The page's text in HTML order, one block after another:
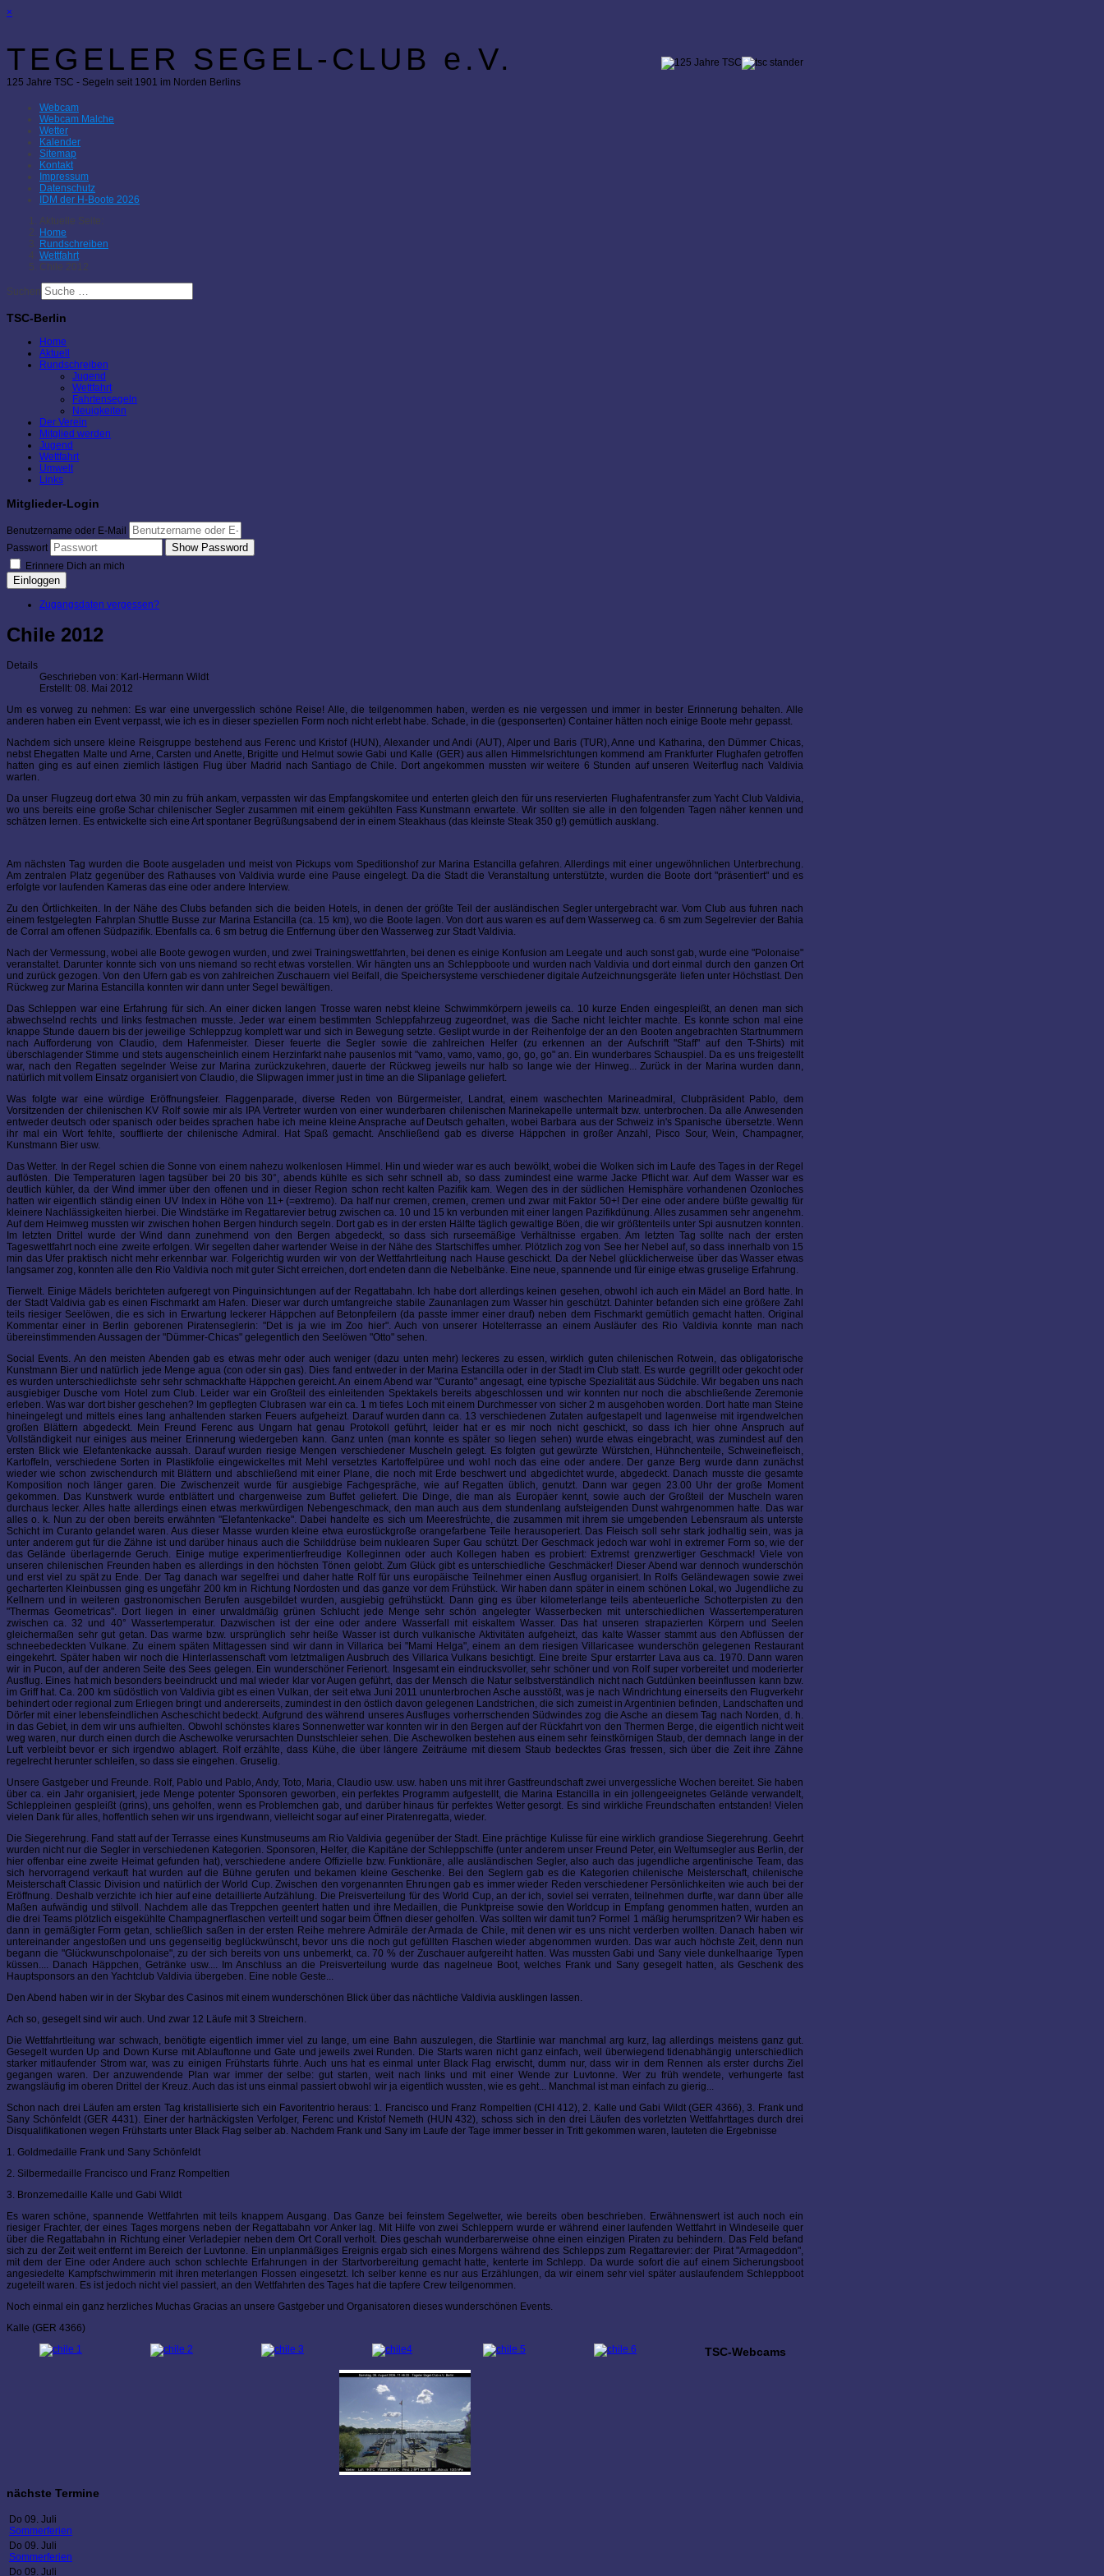
×
TEGELER SEGEL-CLUB e.V.
125 Jahre TSC - Segeln seit 1901 im Norden Berlins
Webcam
Webcam Malche
Wetter
Kalender
Sitemap
Kontakt
Impressum
Datenschutz
IDM der H-Boote 2026
Aktuelle Seite:
Home
Rundschreiben
Wettfahrt
Chile 2012
Suchen
TSC-Berlin
Home
Aktuell
Rundschreiben
Jugend
Wettfahrt
Fahrtensegeln
Neuigkeiten
Der Verein
Mitglied werden
Jugend
Wettfahrt
Umwelt
Links
Mitglieder-Login
Benutzername oder E-Mail
Passwort
Show Password
Erinnere Dich an mich
Einloggen
Zugangsdaten vergessen?
Chile 2012
Details
Geschrieben von: Karl-Hermann Wildt
Erstellt: 08. Mai 2012
Um es vorweg zu nehmen: Es war eine unvergesslich schöne Reise! Alle, die teilgenommen haben, werden es nie vergessen und immer in bester Erinnerung behalten. Alle
anderen haben ein Event verpasst, wie ich es in dieser speziellen Form noch nicht erlebt habe. Schade, in die (gesponserten) Container hätten noch einige Boote mehr gepasst.
Nachdem sich unsere kleine Reisgruppe bestehend aus Ferenc und Kristof (HUN), Alexander und Andi (AUT), Alper und Baris (TUR), Anne und Katharina, den Dümmer Chicas,
nebst Ehegatten Malte und Arne, Carsten und Anette, Brigitte und Helmut sowie Gabi und Kalle (GER) aus allen Himmelsrichtungen kommend am Frankfurter Flughafen getroffen
hatten ging es auf einen ziemlich lästigen Flug über Madrid nach Santiago de Chile. Dort angekommen mussten wir weitere 6 Stunden auf unseren Weiterflug nach Valdivia
warten.
Da unser Flugzeug dort etwa 30 min zu früh ankam, verpassten wir das Empfangskomitee und enterten gleich den für uns reservierten Flughafentransfer zum Yacht Club Valdivia,
wo uns bereits eine große Schar chilenischer Segler zusammen mit einem gekühlten Fass Kunstmann erwartete. Wir sollten sie alle in den folgenden Tagen näher kennen und
schätzen lernen. Es entwickelte sich eine Art spontaner Begrüßungsabend der in einem Steakhaus (das kleinste Steak 350 g!) gemütlich ausklang.
Am nächsten Tag wurden die Boote ausgeladen und meist von Pickups vom Speditionshof zur Marina Estancilla gefahren. Allerdings mit einer ungewöhnlichen Unterbrechung.
Am zentralen Platz gegenüber des Rathauses von Valdivia wurde eine Pause eingelegt. Da die Stadt die Veranstaltung unterstützte, wurden die Boote dort "präsentiert" und es
erfolgte vor laufenden Kameras das eine oder andere Interview.
Zu den Örtlichkeiten. In der Nähe des Clubs befanden sich die beiden Hotels, in denen der größte Teil der ausländischen Segler untergebracht war. Vom Club aus fuhren nach
einem festgelegten Fahrplan Shuttle Busse zur Marina Estancilla (ca. 15 km), wo die Boote lagen. Von dort aus waren es auf dem Wasserweg ca. 6 sm zum Segelrevier der Bahia
de Corral am offenen Südpazifik. Ebenfalls ca. 6 sm betrug die Entfernung über den Wasserweg zur Stadt Valdivia.
Nach der Vermessung, wobei alle Boote gewogen wurden, und zwei Trainingswettfahrten, bei denen es einige Konfusion am Leegate und auch sonst gab, wurde eine "Polonaise"
veranstaltet. Darunter konnte sich von uns niemand so recht etwas vorstellen. Wir hängten uns an Schleppboote und wurden nach Valdivia und dort einmal durch den ganzen Ort
und zurück gezogen. Von den Ufern gab es von zahlreichen Zuschauern viel Beifall, die Speichersysteme verschiedener digitale Aufzeichnungsgeräte liefen unter Höchstlast. Den
Rückweg zur Marina Estancilla konnten wir dann unter Segel bewältigen.
Das Schleppen war eine Erfahrung für sich. An einer dicken langen Trosse waren nebst kleine Schwimmkörpern jeweils ca. 10 kurze Enden eingespleißt, an denen man sich
abwechselnd rechts und links festmachen musste. Jeder war einem bestimmten Schleppfahrzeug zugeordnet, was die Sache nicht leichter machte. Es konnte schon mal eine
knappe Stunde dauern bis der jeweilige Schleppzug komplett war und sich in Bewegung setzte. Geslipt wurde in der Reihenfolge der an den Booten angebrachten Startnummern
nach Aufforderung von Claudio, dem Hafenmeister. Dieser feuerte die Segler sowie die zahlreichen Helfer (zu erkennen an der Aufschrift "Staff" auf den T-Shirts) mit
überschlagender Stimme und stets augenscheinlich einem Herzinfarkt nahe pausenlos mit "vamo, vamo, vamo, go, go, go" an. Ein wunderbares Schauspiel. Da es uns freigestellt
war, nach den Regatten segelnder Weise zur Marina zurückzukehren, dauerte der Rückweg jeweils nur halb so lange wie der Hinweg... Zurück in der Marina wurden dann,
natürlich mit vollem Einsatz organisiert von Claudio, die Slipwagen immer just in time an die Slipanlage geliefert.
Was folgte war eine würdige Eröffnungsfeier. Flaggenparade, diverse Reden von Bürgermeister, Landrat, einem waschechten Marineadmiral, Clubpräsident Pablo, dem
Vorsitzenden der chilenischen KV Rolf sowie mir als IPA Vertreter wurden von einer wunderbaren chilenischen Marinekapelle untermalt bzw. unterbrochen. Da alle Anwesenden
entweder deutsch oder spanisch oder beides sprachen habe ich meine kleine Ansprache auf Deutsch gehalten, wobei Barbara aus der Schweiz in's Spanische übersetzte. Wenn
ihr mal ein Wort fehlte, soufflierte der chilenische Admiral. Hat Spaß gemacht. Anschließend gab es diverse Häppchen in großer Anzahl, Pisco Sour, Wein, Champagner,
Kunstmann Bier usw.
Das Wetter. In der Regel schien die Sonne von einem nahezu wolkenlosen Himmel. Hin und wieder war es auch bewölkt, wobei die Wolken sich im Laufe des Tages in der Regel
auflösten. Die Temperaturen lagen tagsüber bei 20 bis 30°, abends kühlte es sich sehr schnell ab, so dass zumindest eine warme Jacke Pflicht war. Auf dem Wasser war es
deutlich kühler, da der Wind immer über den offenen und in dieser Region schon recht kalten Pazifik kam. Wegen des in der südlichen Hemisphäre vorhandenen Ozonloches
hatten wir eigentlich ständig einen UV Index in Höhe von 11+ (=extremo). Da half nur cremen, cremen, cremen und zwar mit Faktor 50+! Der eine oder andere büßte gewaltig für
kleinere Nachlässigkeiten hierbei. Die Windstärke im Regattarevier betrug zwischen ca. 10 und 15 kn verbunden mit einer langen Pazifikdünung. Alles zusammen sehr angenehm.
Auf dem Heimweg mussten wir zwischen hohen Bergen hindurch segeln. Dort gab es in der ersten Hälfte täglich gewaltige Böen, die wir größtenteils unter Spi ausnutzen konnten.
Im letzten Drittel wurde der Wind dann zunehmend von den Bergen abgedeckt, so dass sich rurseemäßige Verhältnisse ergaben. Am letzten Tag sollte nach der ersten
Tageswettfahrt noch eine zweite erfolgen. Wir segelten daher wartender Weise in der Nähe des Startschiffes umher. Plötzlich zog von See her Nebel auf, so dass innerhalb von 15
min das Ufer praktisch nicht mehr erkennbar war. Folgerichtig wurden wir von der Wettfahrtleitung nach Hause geschickt. Da der Nebel glücklicherweise über das Wasser etwas
langsamer zog, konnten alle den Rio Valdivia noch mit guter Sicht erreichen, dort endeten dann die Nebelbänke. Eine neue, spannende und für einige etwas gruselige Erfahrung.
Tierwelt. Einige Mädels berichteten aufgeregt von Pinguinsichtungen auf der Regattabahn. Ich habe dort allerdings keinen gesehen, obwohl ich auch ein Mädel an Bord hatte. In
der Stadt Valdivia gab es einen Fischmarkt am Hafen. Dieser war durch umfangreiche stabile Zaunanlagen zum Wasser hin geschützt. Dahinter befanden sich eine größere Zahl
teils riesiger Seelöwen, die es sich in Erwartung leckerer Häppchen auf Betonpfeilern (da passte immer einer drauf) neben dem Fischmarkt gemütlich gemacht hatten. Original
Kommentar einer in Berlin geborenen Piratenseglerin: "Det is ja wie im Zoo hier". Auch von unserer Hotelterrasse an einem Ausläufer des Rio Valdivia konnte man nach
übereinstimmenden Aussagen der "Dümmer-Chicas" gelegentlich den Seelöwen "Otto" sehen.
Social Events. An den meisten Abenden gab es etwas mehr oder auch weniger (dazu unten mehr) leckeres zu essen, wirklich guten chilenischen Rotwein, das obligatorische
Kunstmann Bier und natürlich jede Menge agua (con oder sin gas). Dies fand entweder in der Marina Estancilla oder in der Stadt im Club statt. Es wurde gegrillt oder gekocht oder
es wurden unterschiedlichste sehr sehr schmackhafte Häppchen gereicht. An einem Abend war "Curanto" angesagt, eine typische Spezialität aus Südchile. Wir begaben uns nach
ausgiebiger Dusche vom Hotel zum Club. Leider war ein Großteil des einleitenden Spektakels bereits abgeschlossen und wir konnten nur noch die abschließende Zeremonie
erleben. Was war dort bisher geschehen? Im gepflegten Clubrasen war ein ca. 1 m tiefes Loch mit einem Durchmesser von sicher 2 m ausgehoben worden. Dort hatte man Steine
hineingelegt und mittels eines lang anhaltenden starken Feuers aufgeheizt. Darauf wurden dann ca. 13 verschiedenen Zutaten aufgestapelt und lagenweise mit irgendwelchen
großen Blättern abgedeckt. Mein Freund Ferenc aus Ungarn hat genau Protokoll geführt, leider hat er es mir noch nicht geschickt, so dass ich hier ohne Anspruch auf
Vollständigkeit nur einiges aus meiner Erinnerung wiedergeben kann. Ganz unten (man konnte es später so liegen sehen) wurde etwas eingebracht, was zumindest auf den
ersten Blick wie Elefantenkacke aussah. Darauf wurden riesige Mengen verschiedener Muscheln gelegt. Es folgten gut gewürzte Würstchen, Hühnchenteile, Schweinefleisch,
Kartoffeln, verschiedene Sorten in Plastikfolie eingewickeltes mit Mehl versetztes Kartoffelpüree und wohl noch das eine oder andere. Der ganze Berg wurde dann zunächst
wieder wie schon zwischendurch mit Blättern und abschließend mit einer Plane, die noch mit Erde beschwert und abgedichtet wurde, abgedeckt. Danach musste die gesamte
Komposition noch länger garen. Die Zwischenzeit wurde für ausgiebige Fachgespräche, wie auf Regatten üblich, genutzt. Dann war gegen 23.00 Uhr der große Moment
gekommen. Das Kunstwerk wurde entblättert und chargenweise zum Buffet geliefert. Die Dinge, die man als Europäer kennt, sowie auch der Großteil der Muscheln waren
durchaus lecker. Alles hatte allerdings einen etwas merkwürdigen Nebengeschmack, den man auch aus dem stundenlang aufsteigenden Dunst wahrgenommen hatte. Das war
alles o. k. Nun zu der oben bereits erwähnten "Elefantenkacke". Dabei handelte es sich um Meeresfrüchte, die zusammen mit ihrem sie umgebenden Lebensraum als unterste
Schicht im Curanto gelandet waren. Aus dieser Masse wurden kleine etwa eurostückgroße orangefarbene Teile herausoperiert. Das Fleisch soll sehr stark jodhaltig sein, was ja
unter anderem gut für die Zähne ist und darüber hinaus auch die Schilddrüse beim nuklearen Super Gau schützt. Der Geschmack jedoch war wohl in extremer Form so, wie der
das Gelände überlagernde Geruch. Einige mutige experimentierfreudige Kolleginnen oder auch Kollegen haben es probiert: Extremst grenzwertiger Geschmack! Viele von
unseren chilenischen Freunden haben es allerdings in den höchsten Tönen gelobt. Zum Glück gibt es unterschiedliche Geschmäcker! Dieser Abend war dennoch wunderschön
und erst viel zu spät zu Ende. Der Tag danach war segelfrei und daher hatte Rolf für uns europäische Teilnehmer einen Ausflug organisiert. In Rolfs Geländewagen sowie zwei
gecharterten Kleinbussen ging es ungefähr 200 km in Richtung Nordosten und das ganze vor dem Frühstück. Wir haben dann später in einem schönen Lokal, wo Jugendliche zu
Kellnern und in weiteren gastronomischen Berufen ausgebildet wurden, ausgiebig gefrühstückt. Dann ging es über kilometerlange teils abenteuerliche Schotterpisten zu den
"Thermas Geometricas". Dort liegen in einer urwaldmäßig grünen Schlucht jede Menge sehr schön angelegter Wasserbecken mit unterschiedlichen Wassertemperaturen
zwischen ca. 32 und 40° Wassertemperatur. Dazwischen ist der eine oder andere Wasserfall mit eiskaltem Wasser. Das hat unseren strapazierten Körpern und Seelen
gleichermaßen sehr gut getan. Das warme bzw. ursprünglich sehr heiße Wasser ist durch vulkanische Aktivitäten aufgeheizt, das kalte Wasser stammt aus den Abflüssen der
schneebedeckten Vulkane. Zu einem späten Mittagessen sind wir dann in Villarica bei "Mami Helga", einem an dem riesigen Villaricasee wunderschön gelegenen Restaurant
eingekehrt. Später haben wir noch die Hinterlassenschaft vom letztmaligen Ausbruch des Villarica Vulkans besichtigt. Eine breite Spur erstarrter Lava aus ca. 1970. Dann waren
wir in Pucon, auf der anderen Seite des Sees gelegen. Ein wunderschöner Ferienort. Insgesamt ein eindrucksvoller, sehr schöner und von Rolf super vorbereitet und moderierter
Ausflug. Eines hat mich besonders beeindruckt und mal wieder klar vor Augen geführt, das der Mensch die Natur selbstverständlich nicht nach Gutdünken beeinflussen kann bzw.
im Griff hat. Ca. 200 km südöstlich von Valdivia gibt es einen Vulkan, der seit etwa Juni 2011 ununterbrochen Asche ausstößt, was je nach Windrichtung einerseits den Flugverkehr
behindert oder regional zum Erliegen bringt und andererseits, zumindest in den östlich davon gelegenen Landstrichen, die sich zumeist in Argentinien befinden, Landschaften und
Dörfer mit einer lebensfeindlichen Ascheschicht bedeckt. Aufgrund des während unseres Ausfluges vorherrschenden Südwindes zog die Asche an diesem Tag nach Norden, d. h.
in das Gebiet, in dem wir uns aufhielten. Obwohl schönstes klares Sonnenwetter war konnten wir in den Bergen auf der Rückfahrt von den Thermen Berge, die eigentlich nicht weit
weg waren, nur durch einen durch die Aschewolke verursachten Dunstschleier sehen. Die Aschewolken bestehen aus einem sehr feinstkörnigen Staub, der demnach lange in der
Luft verbleibt bevor er sich irgendwo ablagert. Rolf erzählte, dass Kühe, die über längere Zeiträume mit diesem Staub bedecktes Gras fressen, sich über die Zeit ihre Zähne
regelrecht herunter schleifen, so dass sie eingehen. Gruselig.
Unsere Gastgeber und Freunde. Rolf, Pablo und Pablo, Andy, Toto, Maria, Claudio usw. usw. haben uns mit ihrer Gastfreundschaft zwei unvergessliche Wochen bereitet. Sie haben
über ca. ein Jahr organisiert, jede Menge potenter Sponsoren geworben, ein perfektes Programm aufgestellt, die Marina Estancilla in ein jollengeeignetes Gelände verwandelt,
Schleppleinen gespleißt (grins), uns geholfen, wenn es Problemchen gab, und darüber hinaus für perfektes Wetter gesorgt. Es sind wirkliche Freundschaften entstanden! Vielen
vielen Dank für alles, hoffentlich sehen wir uns irgendwann, vielleicht sogar auf einer Piratenregatta, wieder.
Die Siegerehrung. Fand statt auf der Terrasse eines Kunstmuseums am Rio Valdivia gegenüber der Stadt. Eine prächtige Kulisse für eine wirklich grandiose Siegerehrung. Geehrt
wurden nicht nur die Segler in verschiedenen Kategorien. Sponsoren, Helfer, die Kapitäne der Schleppschiffe (unter anderem unser Freund Peter, ein Weltumsegler aus Berlin, der
hier offenbar eine zweite Heimat gefunden hat), verschiedene andere Offizielle bzw. Funktionäre, alle ausländischen Segler, also auch das jugendliche argentinische Team, das
sich hervorragend verkauft hat wurden auf die Bühne gerufen und bekamen kleine Geschenke. Bei den Seglern gab es die Kategorien chilenische Meisterschaft, chilenische
Meisterschaft Classic Division und natürlich der World Cup. Zwischen den vorgenannten Ehrungen gab es immer wieder Reden verschiedener Persönlichkeiten wie auch bei der
Eröffnung. Deshalb verzichte ich hier auf eine detaillierte Aufzählung. Die Preisverteilung für des World Cup, an der ich, soviel sei verraten, teilnehmen durfte, war dann über alle
Maßen aufwändig und stilvoll. Nachdem alle das Treppchen geentert hatten und ihre Medaillen, die Punktpreise sowie den Worldcup in Empfang genommen hatten, wurden an
die drei Teams plötzlich eisgekühlte Champagnerflaschen verteilt und sogar beim Öffnen dieser geholfen. Was sollten wir damit tun? Formel 1 mäßig herumspritzen? Wir haben es
dann in gemäßigter Form getan, schließlich saßen in der ersten Reihe mehrere Admiräle der Armada de Chile, mit denen wir es uns nicht verderben wollten. Danach haben wir
untereinander angestoßen und uns gegenseitig beglückwünscht, bevor uns die noch gut gefüllten Flaschen wieder abgenommen wurden. Das war auch höchste Zeit, denn nun
begann die "Glückwunschpolonaise", zu der sich bereits von uns unbemerkt, ca. 70 % der Zuschauer aufgereiht hatten. Was mussten Gabi und Sany viele dunkelhaarige Typen
küssen.... Danach Häppchen, Getränke usw.... Im Anschluss an die Preisverteilung wurde das nagelneue Boot, welches Frank und Sany gesegelt hatten, als Geschenk des
Hauptsponsors an den Yachtclub Valdivia übergeben. Eine noble Geste...
Den Abend haben wir in der Skybar des Casinos mit einem wunderschönen Blick über das nächtliche Valdivia ausklingen lassen.
Ach so, gesegelt sind wir auch. Und zwar 12 Läufe mit 3 Streichern.
Die Wettfahrtleitung war schwach, benötigte eigentlich immer viel zu lange, um eine Bahn auszulegen, die Startlinie war manchmal arg kurz, lag allerdings meistens ganz gut.
Gesegelt wurden Up and Down Kurse mit Ablauftonne und Gate und jeweils zwei Runden. Die Starts waren nicht ganz einfach, weil überwiegend tidenabhängig unterschiedlich
starker mitlaufender Strom war, was zu einigen Frühstarts führte. Auch uns hat es einmal unter Black Flag erwischt, dumm nur, dass wir in dem Rennen als erster durchs Ziel
gegangen waren. Der anzuwendende Plan war immer der selbe: gut starten, weit nach links und mit einer Wende zur Luvtonne. Wer zu früh wendete, verhungerte fast
zwangsläufig im oberen Drittel der Kreuz. Auch das ist uns einmal passiert obwohl wir ja eigentlich wussten, wie es geht... Manchmal ist man einfach zu gierig...
Schon nach drei Läufen am ersten Tag kristallisierte sich ein Favoritentrio heraus: 1. Francisco und Franz Rompeltien (CHI 412), 2. Kalle und Gabi Wildt (GER 4366), 3. Frank und
Sany Schönfeldt (GER 4431). Einer der hartnäckigsten Verfolger, Ferenc und Kristof Nemeth (HUN 432), schoss sich in den drei Läufen des vorletzten Wettfahrttages durch drei
Disqualifikationen wegen Frühstarts unter Black Flag selber ab. Nachdem Frank und Sany im Laufe der Tage immer besser in Tritt gekommen waren, lauteten die Ergebnisse
1. Goldmedaille Frank und Sany Schönfeldt
2. Silbermedaille Francisco und Franz Rompeltien
3. Bronzemedaille Kalle und Gabi Wildt
Es waren schöne, spannende Wettfahrten mit teils knappem Ausgang. Das Ganze bei feinstem Segelwetter, wie bereits oben beschrieben. Erwähnenswert ist auch noch ein
riesiger Frachter, der eines Tages morgens neben der Regattabahn vor Anker lag. Mit Hilfe von zwei Schleppern wurde er während einer laufenden Wettfahrt in Windeseile quer
über die Regattabahn in Richtung einer Verladepier neben dem Ort Corall verholt. Dies geschah wunderbarerweise ohne einen einzigen Piraten zu behindern. Das Feld befand
sich zu der Zeit weit entfernt im Bereich der Luvtonne. Ein unplanmäßiges Ereignis ergab sich eines Morgens während des Schlepps zum Regattarevier: der Pirat "Armageddon",
mit dem der Eine oder Andere auch schon schlechte Erfahrungen in der Startvorbereitung gemacht hatte, kenterte im Schlepp. Da wurde sofort die auf einem Sicherungsboot
angesiedelte Kampfschwimmerin mit ihren meterlangen Flossen eingesetzt. Ich selber kenne es nur aus Erzählungen, da wir einem sehr viel später auslaufendem Schleppboot
zugeteilt waren. Es ist jedoch nicht viel passiert, an den Wettfahrten des Tages hat die tapfere Crew teilgenommen.
Noch einmal ein ganz herzliches Muchas Gracias an unsere Gastgeber und Organisatoren dieses wunderschönen Events.
Kalle (GER 4366)
TSC-Webcams
nächste Termine
Do 09. Juli
Sommerferien
Do 09. Juli
Sommerferien
Do 09. Juli